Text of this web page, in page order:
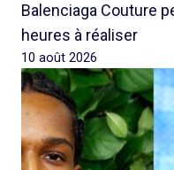
Balenciaga Couture
heures à réaliser
10 août 2026